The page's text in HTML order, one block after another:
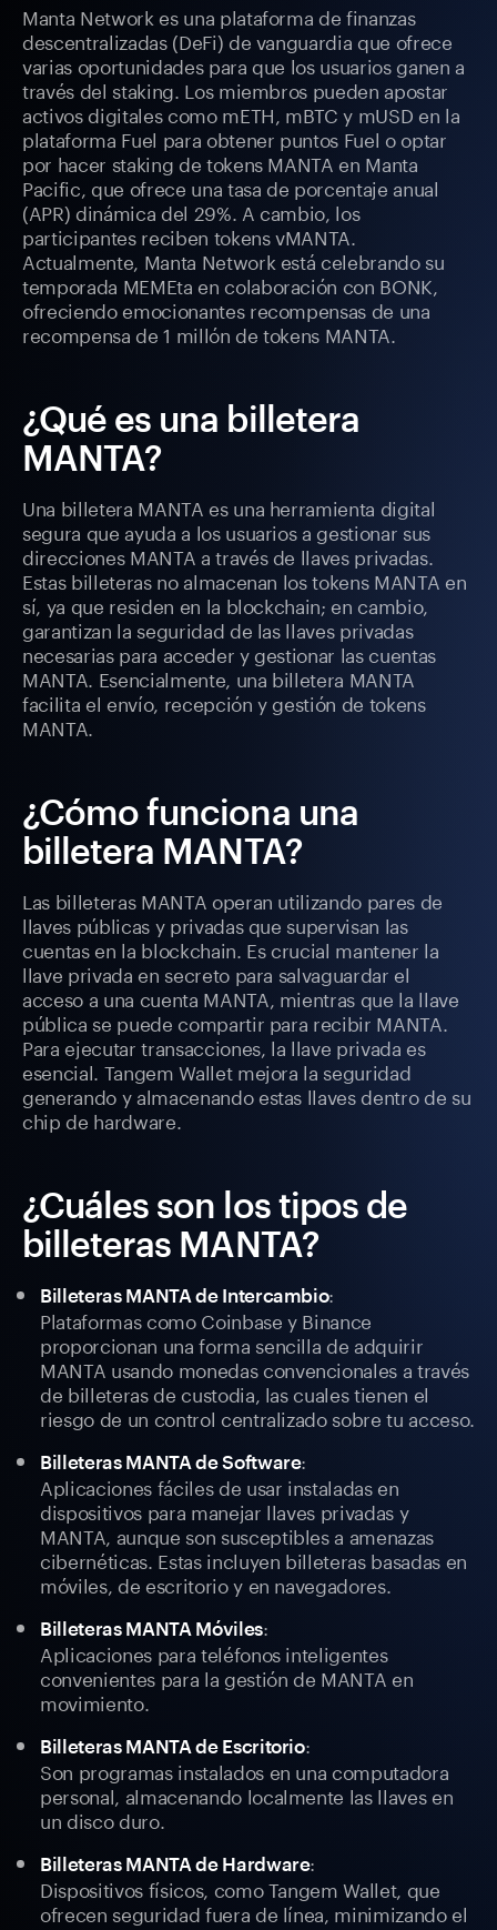
Manta Network es una plataforma de finanzas
descentralizadas (DeFi) de vanguardia que ofrece
varias oportunidades para que los usuarios ganen a
través del staking. Los miembros pueden apostar
activos digitales como mETH, mBTC y mUSD en la
plataforma Fuel para obtener puntos Fuel o optar
por hacer staking de tokens MANTA en Manta
Pacific, que ofrece una tasa de porcentaje anual
(APR) dinámica del 29%. A cambio, los
participantes reciben tokens vMANTA.
Actualmente, Manta Network está celebrando su
temporada MEMEta en colaboración con BONK,
ofreciendo emocionantes recompensas de una
recompensa de 1 millón de tokens MANTA.
¿Qué es una billetera
MANTA?
Una billetera MANTA es una herramienta digital
segura que ayuda a los usuarios a gestionar sus
direcciones MANTA a través de llaves privadas.
Estas billeteras no almacenan los tokens MANTA en
sí, ya que residen en la blockchain; en cambio,
garantizan la seguridad de las llaves privadas
necesarias para acceder y gestionar las cuentas
MANTA. Esencialmente, una billetera MANTA
facilita el envío, recepción y gestión de tokens
MANTA.
¿Cómo funciona una
billetera MANTA?
Las billeteras MANTA operan utilizando pares de
llaves públicas y privadas que supervisan las
cuentas en la blockchain. Es crucial mantener la
llave privada en secreto para salvaguardar el
acceso a una cuenta MANTA, mientras que la llave
pública se puede compartir para recibir MANTA.
Para ejecutar transacciones, la llave privada es
esencial. Tangem Wallet mejora la seguridad
generando y almacenando estas llaves dentro de su
chip de hardware.
¿Cuáles son los tipos de
billeteras MANTA?
Billeteras MANTA de Intercambio:
Plataformas como Coinbase y Binance
proporcionan una forma sencilla de adquirir
MANTA usando monedas convencionales a través
de billeteras de custodia, las cuales tienen el
riesgo de un control centralizado sobre tu acceso.
Billeteras MANTA de Software:
Aplicaciones fáciles de usar instaladas en
dispositivos para manejar llaves privadas y
MANTA, aunque son susceptibles a amenazas
cibernéticas. Estas incluyen billeteras basadas en
móviles, de escritorio y en navegadores.
Billeteras MANTA Móviles:
Aplicaciones para teléfonos inteligentes
convenientes para la gestión de MANTA en
movimiento.
Billeteras MANTA de Escritorio:
Son programas instalados en una computadora
personal, almacenando localmente las llaves en
un disco duro.
Billeteras MANTA de Hardware:
Dispositivos físicos, como Tangem Wallet, que
ofrecen seguridad fuera de línea, minimizando el